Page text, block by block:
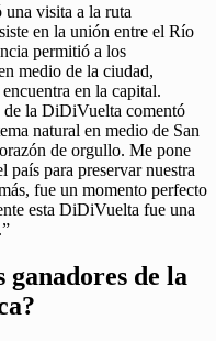
visita a la ruta
en la unión entre el Río
permitió a los
medio de la ciudad,
en la capital.
de la DiDiVuelta comentó
natural en medio de San
de orgullo. Me pone
país para preservar nuestra
fue un momento perfecto
esta DiDiVuelta fue una
ganadores de la